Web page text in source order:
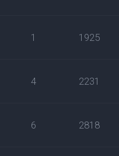
1 1925
4 2231
6 2818